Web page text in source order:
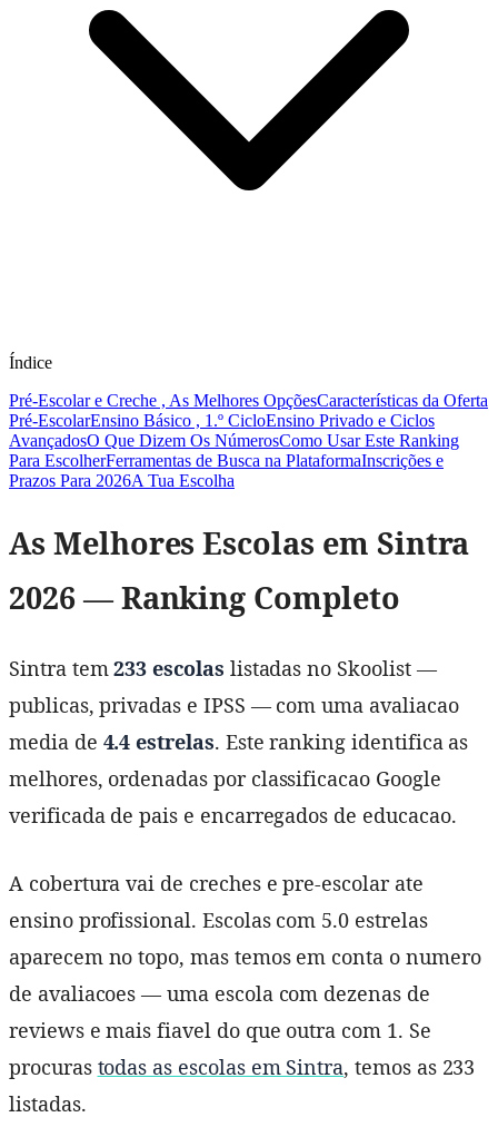
Índice
Pré-Escolar e Creche , As Melhores OpçõesCaracterísticas da Oferta
Pré-EscolarEnsino Básico , 1.º CicloEnsino Privado e Ciclos
AvançadosO Que Dizem Os NúmerosComo Usar Este Ranking
Para EscolherFerramentas de Busca na PlataformaInscrições e
Prazos Para 2026A Tua Escolha
As Melhores Escolas em Sintra
2026 — Ranking Completo
Sintra tem233 escolas listadas no Skoolist —
publicas, privadas e IPSS — com uma avaliacao
media de 4.4 estrelas. Este ranking identifica as
melhores, ordenadas por classificacao Google
verificada de pais e encarregados de educacao.
A cobertura vai de creches e pre-escolar ate
ensino profissional. Escolas com 5.0 estrelas
aparecem no topo, mas temos em conta o numero
de avaliacoes — uma escola com dezenas de
reviews e mais fiavel do que outra com 1. Se
procuras todas as escolas em Sintra, temos as 233
listadas.